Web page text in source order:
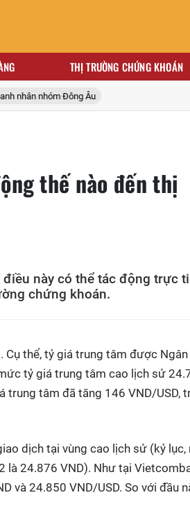
THỊ TRƯỜNG CHỨNG KHOÁN
nhân nhóm Đông Âu
thế nào đến thị
này có thể tác động trực
chứng khoán.
Cụ thể, tỷ giá trung tâm được Ngân
tỷ giá trung tâm cao lịch sử
trung tâm đã tăng 146 VND/USD,
dịch tại vùng cao lịch sử (kỷ lục,
là 24.876 VND). Như tại
và 24.850 VND/USD. So với đầu